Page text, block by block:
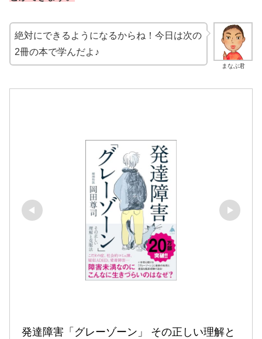
まなぶ君
絶対にできるようになるからね！今日は次の
2冊の本で学んだよ♪
発達障害「グレーゾーン」 その正しい理解と